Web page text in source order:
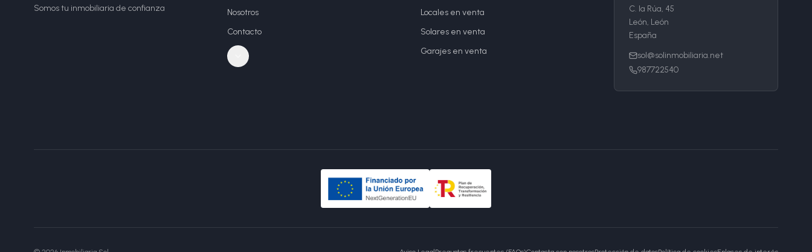
Somos tu inmobiliaria de confianza
Nosotros
Contacto
Locales en venta
Solares en venta
Garajes en venta
C. la Rúa, 45
León, León
España
sol@solinmobiliaria.net
987722540